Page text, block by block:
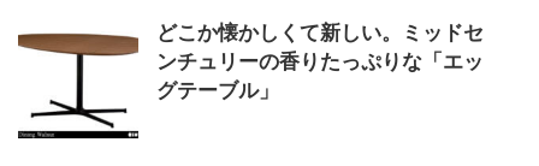
どこか懐かしくて新しい。ミッドセ
ンチュリーの香りたっぷりな「エッ
グテーブル」